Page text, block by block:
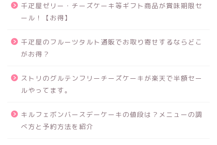
千疋屋ゼリー・チーズケーキ等ギフト商品が賞味期限セ
ール！【お得】
千疋屋のフルーツタルト通販でお取り寄せするならどこ
がお得？
ストリのグルテンフリーチーズケーキが楽天で半額セー
ルやってます。
キルフェボンバースデーケーキの値段は？メニューの調
べ方と予約方法を紹介